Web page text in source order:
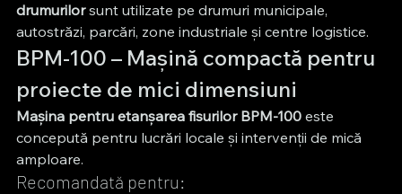
drumurilor sunt utilizate pe drumuri municipale,
autostrăzi, parcări, zone industriale și centre logistice.
BPM-100 – Mașină compactă pentru
proiecte de mici dimensiuni
Mașina pentru etanșarea fisurilor BPM-100 este
concepută pentru lucrări locale și intervenții de mică
amploare.
Recomandată pentru: